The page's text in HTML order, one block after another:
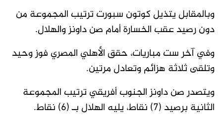
وبالمقابل يتذيل كوتون سبورت ترتيب المجموعة من
دون رصيد عقب الخسارة أمام صن داونز والهلال.
وفي آخر ست مباريات، حقق الأهلي المصري فوز وحيد
وتلقى ثلاثة هزائم وتعادل مرتين.
ويتصدر صن داونز الجنوب أفريقي ترتيب المجموعة
الثانية برصيد (7) نقاط، يليه الهلال بـ (6) نقاط.